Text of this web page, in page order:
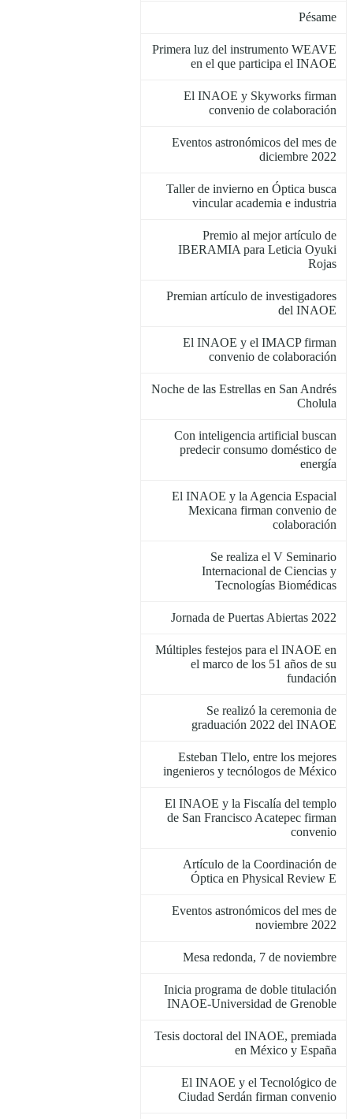
Pésame
Primera luz del instrumento WEAVE
en el que participa el INAOE
El INAOE y Skyworks firman
convenio de colaboración
Eventos astronómicos del mes de
diciembre 2022
Taller de invierno en Óptica busca
vincular academia e industria
Premio al mejor artículo de
IBERAMIA para Leticia Oyuki
Rojas
Premian artículo de investigadores
del INAOE
El INAOE y el IMACP firman
convenio de colaboración
Noche de las Estrellas en San Andrés
Cholula
Con inteligencia artificial buscan
predecir consumo doméstico de
energía
El INAOE y la Agencia Espacial
Mexicana firman convenio de
colaboración
Se realiza el V Seminario
Internacional de Ciencias y
Tecnologías Biomédicas
Jornada de Puertas Abiertas 2022
Múltiples festejos para el INAOE en
el marco de los 51 años de su
fundación
Se realizó la ceremonia de
graduación 2022 del INAOE
Esteban Tlelo, entre los mejores
ingenieros y tecnólogos de México
El INAOE y la Fiscalía del templo
de San Francisco Acatepec firman
convenio
Artículo de la Coordinación de
Óptica en Physical Review E
Eventos astronómicos del mes de
noviembre 2022
Mesa redonda, 7 de noviembre
Inicia programa de doble titulación
INAOE-Universidad de Grenoble
Tesis doctoral del INAOE, premiada
en México y España
El INAOE y el Tecnológico de
Ciudad Serdán firman convenio